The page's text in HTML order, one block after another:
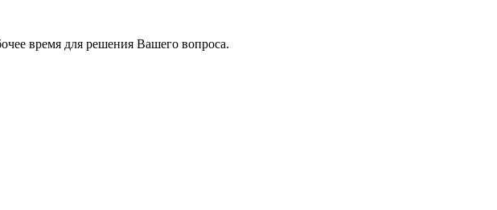
время для решения Вашего вопроса.